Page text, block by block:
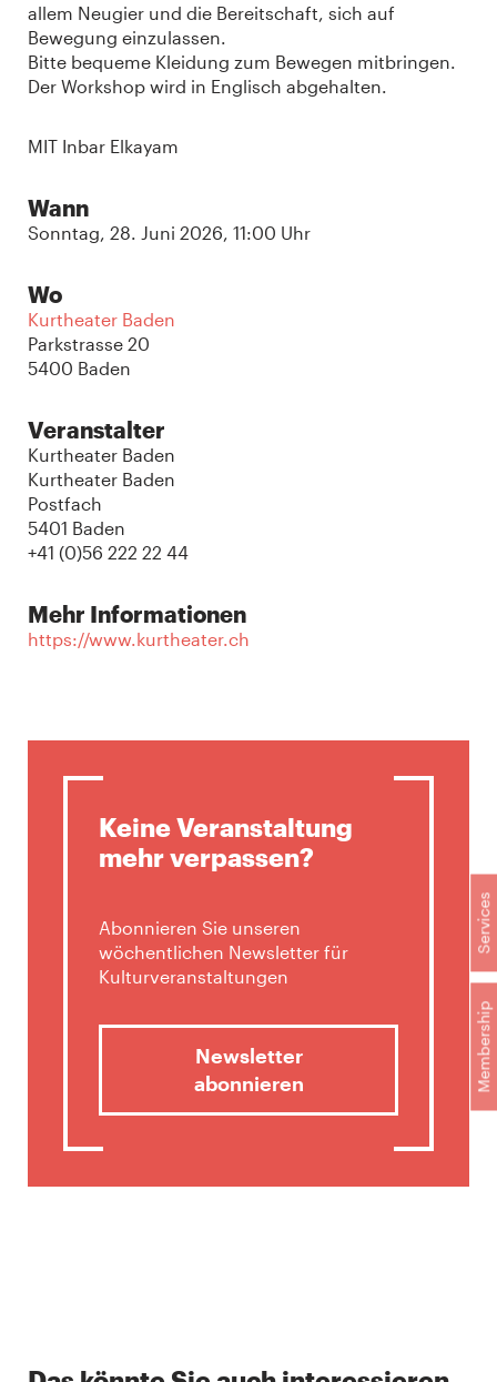
Membership
Services
allem Neugier und die Bereitschaft, sich auf
Bewegung einzulassen.
Bitte bequeme Kleidung zum Bewegen mitbringen.
Der Workshop wird in Englisch abgehalten.
MIT Inbar Elkayam
Wann
Sonntag, 28. Juni 2026, 11:00 Uhr
Wo
Kurtheater Baden
Parkstrasse 20
5400 Baden
Veranstalter
Kurtheater Baden
Kurtheater Baden
Postfach
5401 Baden
+41 (0)56 222 22 44
Mehr Informationen
https://www.kurtheater.ch
Keine Veranstaltung
mehr verpassen?
Abonnieren Sie unseren
wöchentlichen Newsletter für
Kulturveranstaltungen
Newsletter
abonnieren